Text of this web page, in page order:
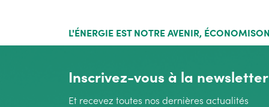
L'ÉNERGIE EST NOTRE AVENIR,
Inscrivez-vous à la newsletter
Et recevez toutes nos dernières actualités